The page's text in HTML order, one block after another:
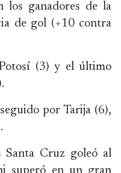
los ganadores de la
de gol (+10 contra
(3) y el último
por Tarija (6),
Santa Cruz goleó al
superó en un gran